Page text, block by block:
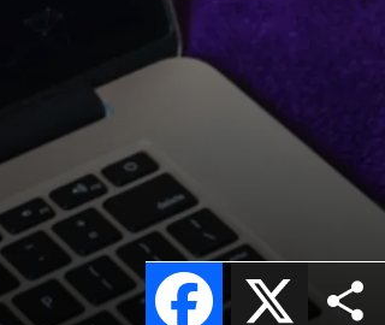
X
Facebook